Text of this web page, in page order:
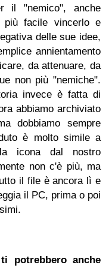
il "nemico", anche
più facile vincerlo e
delle sue idee,
annientamento
da attenuare, da
non più "nemiche".
invece è fatta di
abbiamo archiviato
dobbiamo sempre
è molto simile a
icona dal nostro
non c'è più, ma
il file è ancora lì e
il PC, prima o poi
potrebbero anche